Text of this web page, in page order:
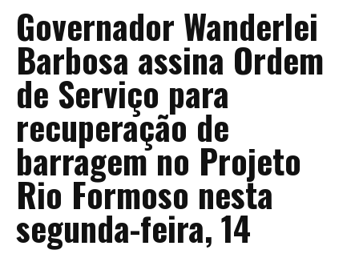
Governador Wanderlei
Barbosa assina Ordem
de Serviço para
recuperação de
barragem no Projeto
Rio Formoso nesta
segunda-feira, 14